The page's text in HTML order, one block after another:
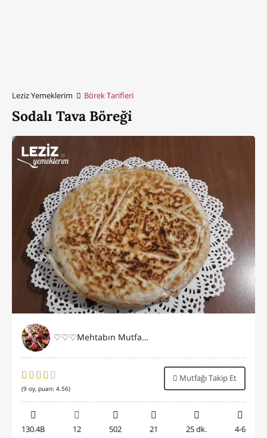
Leziz Yemeklerim Börek Tarifleri
Sodalı Tava Böreği
♡♡♡Mehtabın Mutfağı♡♡♡
(9 oy, puan: 4.56)
Mutfağı Takip Et
130.4B 12 502 21 25 dk. 4-6